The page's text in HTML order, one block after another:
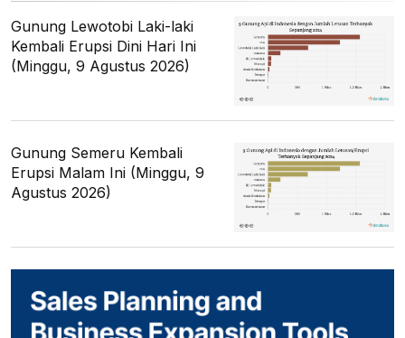
Gunung Lewotobi Laki-laki
Kembali Erupsi Dini Hari Ini
(Minggu, 9 Agustus 2026)
Gunung Semeru Kembali
Erupsi Malam Ini (Minggu, 9
Agustus 2026)